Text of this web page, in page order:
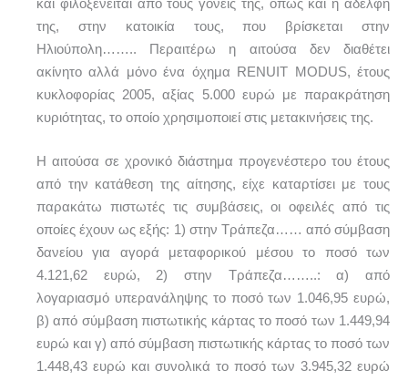
και φιλοξενείται από τους γονείς της, όπως και η αδελφή
της, στην κατοικία τους, που βρίσκεται στην
Ηλιούπολη…….. Περαιτέρω η αιτούσα δεν διαθέτει
ακίνητο αλλά μόνο ένα όχημα RENUIT MODUS, έτους
κυκλοφορίας 2005, αξίας 5.000 ευρώ με παρακράτηση
κυριότητας, το οποίο χρησιμοποιεί στις μετακινήσεις της.
Η αιτούσα σε χρονικό διάστημα προγενέστερο του έτους
από την κατάθεση της αίτησης, είχε καταρτίσει με τους
παρακάτω πιστωτές τις συμβάσεις, οι οφειλές από τις
οποίες έχουν ως εξής: 1) στην Τράπεζα…… από σύμβαση
δανείου για αγορά μεταφορικού μέσου το ποσό των
4.121,62 ευρώ, 2) στην Τράπεζα……..: α) από
λογαριασμό υπερανάληψης το ποσό των 1.046,95 ευρώ,
β) από σύμβαση πιστωτικής κάρτας το ποσό των 1.449,94
ευρώ και γ) από σύμβαση πιστωτικής κάρτας το ποσό των
1.448,43 ευρώ και συνολικά το ποσό των 3.945,32 ευρώ